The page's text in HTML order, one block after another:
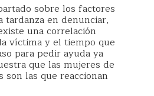
sobre los factores
tardanza en denunciar,
una correlación
víctima y el tiempo que
para pedir ayuda ya
que las mujeres de
son las que reaccionan